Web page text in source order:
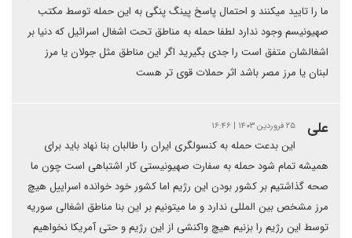
ما را تایید میکنند و احتمال پاسخ پینگ پنگی به این حمله توسط مکتب
صهیونیسم وجود ندارد لطفا حمله به مناطق تحت اشغال اسرائیل که دنیا بر
اشغالشان متفق است را جدی بگیرید اگر این مناطق مثل جولان یا مرز
لبنان یا مرز مصر باشد اثر حملات قوی تر هست
علی ۲۵ فروردین ۱۴۰۳ | ۱۶:۴۶
این بدعت حمله به کنسولگری ایران را طالبان بنا نهاد باید برای
همیشه تمام شود حمله به سفارت صهیونیستی کار اشتباهی است چون ما
صحه گذاشتیم بر کشور بودن این رژیم اما کشور خود خوانده اسراییل هیچ
مرز مشخص بین المللی ندارد و ما میتونیم بر این بنا مناطق اشغالی سوریه
توسط این رژیم را بزنیم هیچ واکنشی از این رژیم و حتی آمریکا نخواهیم